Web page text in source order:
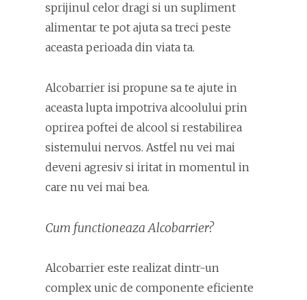
sprijinul celor dragi si un supliment
alimentar te pot ajuta sa treci peste
aceasta perioada din viata ta.
Alcobarrier isi propune sa te ajute in
aceasta lupta impotriva alcoolului prin
oprirea poftei de alcool si restabilirea
sistemului nervos. Astfel nu vei mai
deveni agresiv si iritat in momentul in
care nu vei mai bea.
Cum functioneaza Alcobarrier?
Alcobarrier este realizat dintr-un
complex unic de componente eficiente